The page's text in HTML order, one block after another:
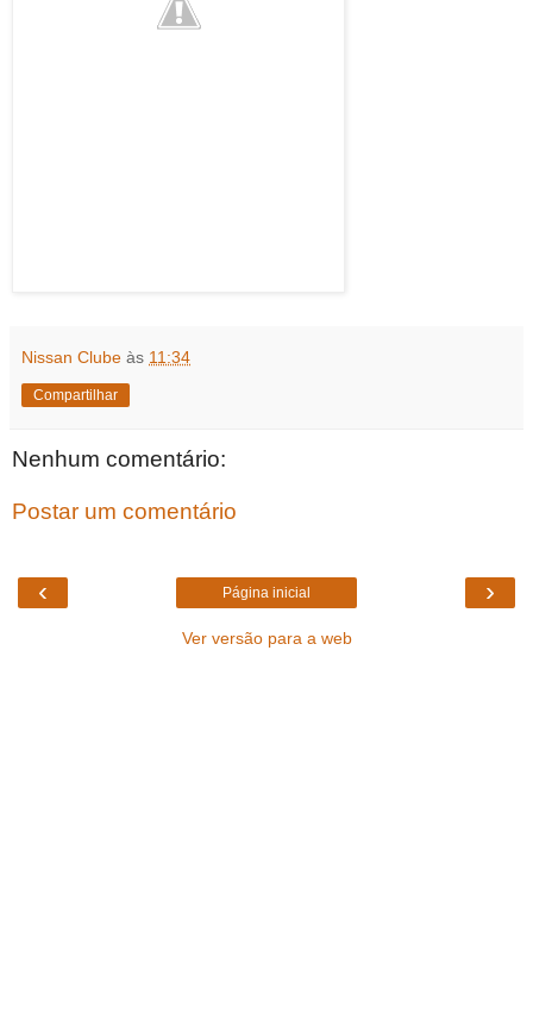
Nissan Clube às 11:34
Compartilhar
Nenhum comentário:
Postar um comentário
‹ ›
Página inicial
Ver versão para a web